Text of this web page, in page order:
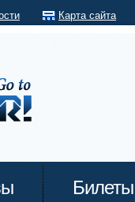
Карта сайта
Билеты